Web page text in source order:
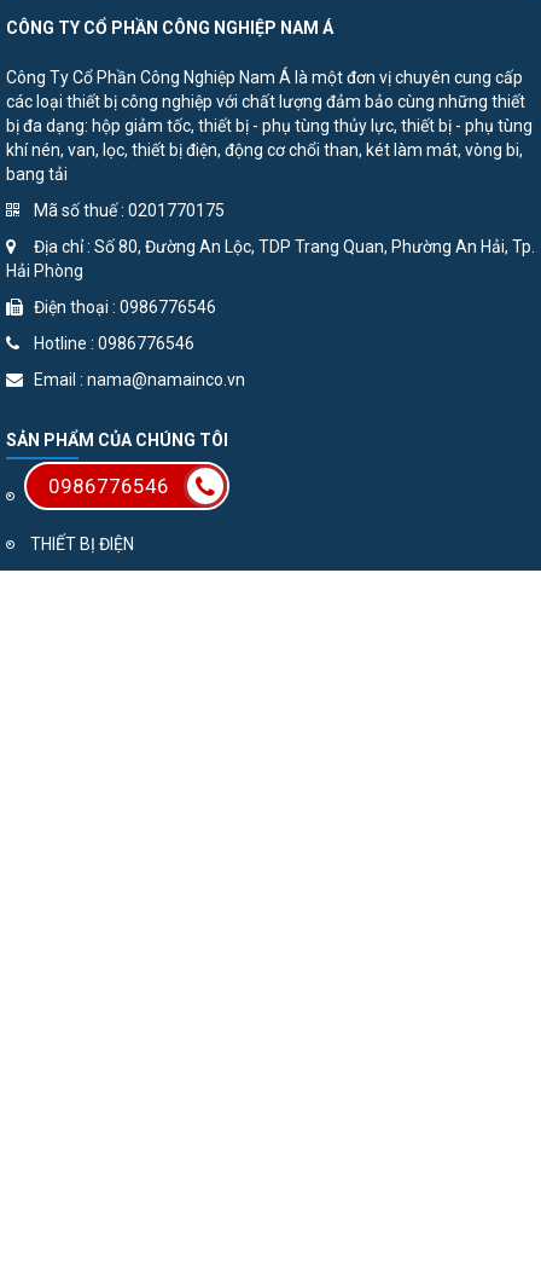
CÔNG TY CỔ PHẦN CÔNG NGHIỆP NAM Á
Công Ty Cổ Phần Công Nghiệp Nam Á là một đơn vị chuyên cung cấp
các loại thiết bị công nghiệp với chất lượng đảm bảo cùng những thiết
bị đa dạng: hộp giảm tốc, thiết bị - phụ tùng thủy lực, thiết bị - phụ tùng
khí nén, van, lọc, thiết bị điện, động cơ chổi than, két làm mát, vòng bi,
bang tải
Mã số thuế : 0201770175
Địa chỉ : Số 80, Đường An Lộc, TDP Trang Quan, Phường An Hải, Tp.
Hải Phòng
Điện thoại : 0986776546
Hotline : 0986776546
Email : nama@namainco.vn
SẢN PHẨM CỦA CHÚNG TÔI
Thiết bị ngành Xi măng
THIẾT BỊ ĐIỆN
0986776546